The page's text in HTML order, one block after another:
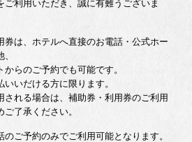
ご利用いただき、誠に有難うございま
券は、ホテルへ直接のお電話・公式ホー
らのご予約でも可能です。
いだける方に限ります。
される場合は、補助券・利用券のご利用
了承ください。
ご予約のみでご利用可能となります。